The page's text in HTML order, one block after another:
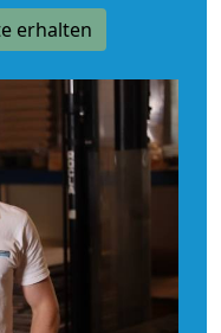
erhalten